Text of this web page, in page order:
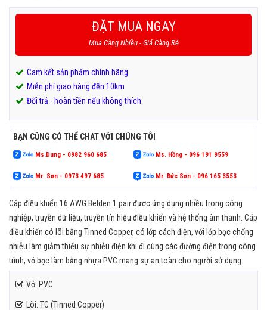
ĐẶT MUA NGAY
Mua Càng Nhiều - Giá Càng Rẻ
Cam kết sản phẩm chính hãng
Miễn phí giao hàng đến 10km
Đổi trả - hoàn tiền nếu không thích
BẠN CŨNG CÓ THỂ CHAT VỚI CHÚNG TÔI
Ms.Dung - 0982 960 685 Ms. Hồng - 096 191 9559
Mr. Sơn - 0973 497 685 Mr. Đức Sơn - 096 165 3553
Cáp điều khiển 16 AWG Belden 1 pair được ứng dụng nhiều trong công
nghiệp, truyền dữ liệu, truyền tín hiệu điều khiển và hệ thống âm thanh. Cáp
điều khiển có lõi bằng Tinned Copper, có lớp cách điện, với lớp bọc chống
nhiễu làm giảm thiếu sự nhiễu điện khi đi cùng các đường điện trong công
trình, vỏ bọc làm bằng nhựa PVC mang sự an toàn cho người sử dụng.
Vỏ: PVC
Lõi: TC (Tinned Copper)